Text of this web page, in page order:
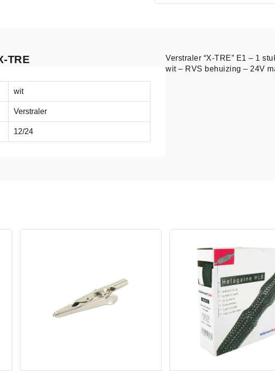
TRE
wit
Verstraler
12/24
Verstraler “X-TRE” E1 – 1
wit – RVS behuizing – 24V